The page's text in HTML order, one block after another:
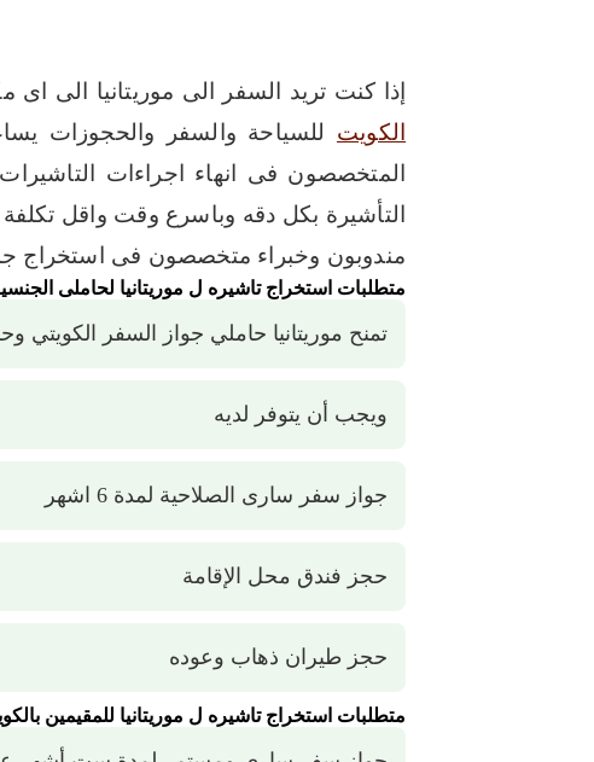
إذا كنت تريد السفر الى موريتانيا الى
الكويت للسياحة والسفر والحجوزات
المتخصصون فى انهاء اجراءات التاشيرات
التأشيرة بكل دقه وباسرع وقت واقل تكلفة
مندوبون وخبراء متخصصون فى استخراج
متطلبات استخراج تاشيره ل موريتانيا لحاملى
تمنح موريتانيا حاملي جواز السفر الكويتي
ويجب أن يتوفر لديه
جواز سفر سارى الصلاحية لمدة 6 اشهر
حجز فندق محل الإقامة
حجز طيران ذهاب وعوده
متطلبات استخراج تاشيره ل موريتانيا للمقيمين